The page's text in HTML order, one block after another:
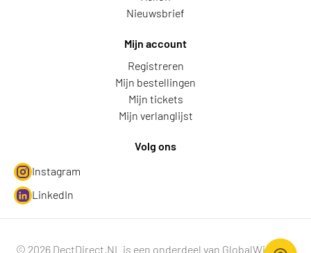
Nieuwsbrief
Mijn account
Registreren
Mijn bestellingen
Mijn tickets
Mijn verlanglijst
Volg ons
Instagram
LinkedIn
© 2026 DectDirect.NL is een onderdeel van GlobalWire B.V.